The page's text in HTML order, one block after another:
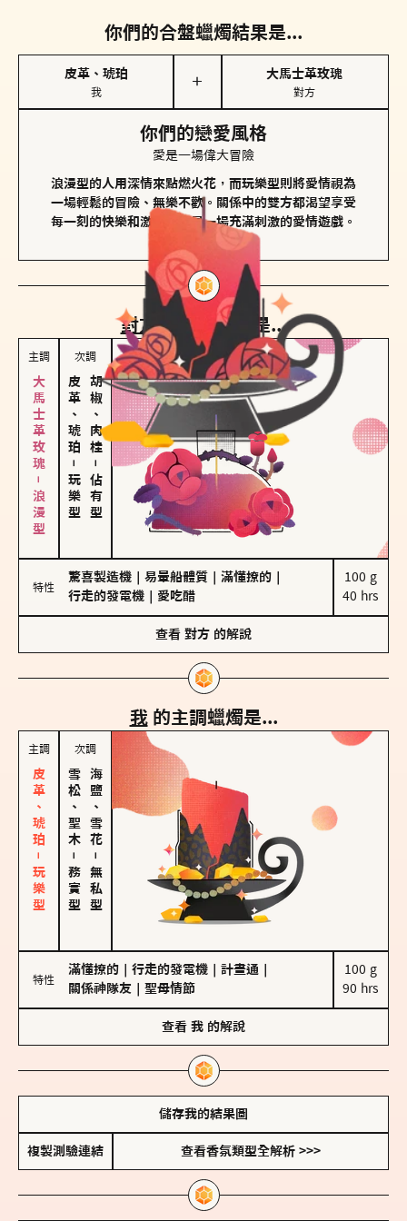
你們的合盤蠟燭結果是...
皮革、琥珀
我
＋
大馬士革玫瑰
對方
你們的戀愛風格
愛是一場偉大冒險
浪漫型的人用深情來點燃火花，而玩樂型則將愛情視為
一場輕鬆的冒險、無樂不歡。關係中的雙方都渴望享受
每一刻的快樂和激動，像是一場充滿刺激的愛情遊戲。
對方的主調蠟燭是...
主調
大馬士革玫瑰－浪漫型
次調
皮革、琥珀
－
玩樂型
胡椒、肉桂
－
佔有型
特性
驚喜製造機 易暈船體質 滿懂撩的
行走的發電機
愛吃醋
100 g
40 hrs
查看 對方 的解說
我 的主調蠟燭是...
主調
皮革、琥珀－玩樂型
次調
雪松、聖木
－
務實型
海鹽、雪花
－
無私型
特性
滿懂撩的 行走的發電機 計畫通
關係神隊友
聖母情節
100 g
90 hrs
查看 我 的解說
儲存我的結果圖
複製測驗連結 查看香氛類型全解析 >>>